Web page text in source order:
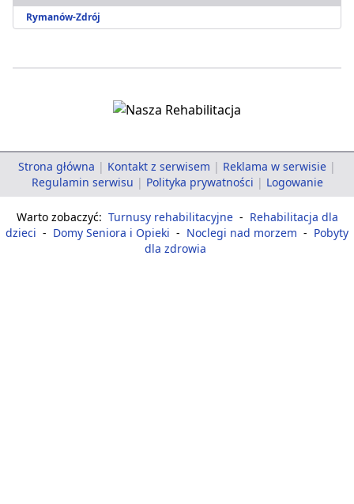
Rymanów-Zdrój
Strona główna | Kontakt z serwisem | Reklama w serwisie |
Regulamin serwisu | Polityka prywatności | Logowanie
Warto zobaczyć: Turnusy rehabilitacyjne - Rehabilitacja dla
dzieci - Domy Seniora i Opieki - Noclegi nad morzem - Pobyty
dla zdrowia